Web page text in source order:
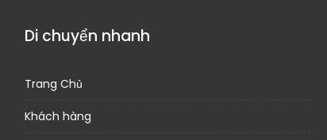
Di chuyển nhanh
Trang Chủ
Khách hàng